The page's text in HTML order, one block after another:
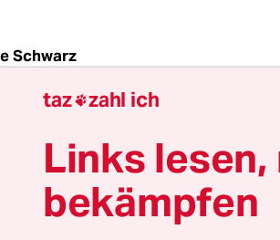
Schwarz
Gruppe „Aufstand der letzten
Autobahnen in Deutschland
wolle man mehrfach
Dienstag angekündigt.
taz zahl ich
Links
bekämpfen